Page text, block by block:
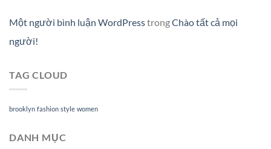
Một người bình luận WordPresstrongChào tất cả mọi
người!
TAG CLOUD
brooklyn fashion style women
DANH MỤC